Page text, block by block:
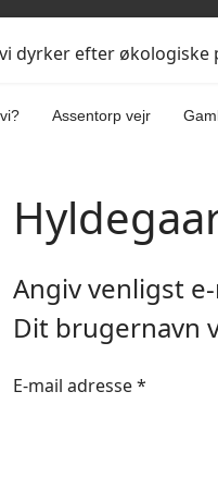
dyrker efter
Assentorp vejr
Angiv venligst
Dit brugernavn
E-mail adresse*